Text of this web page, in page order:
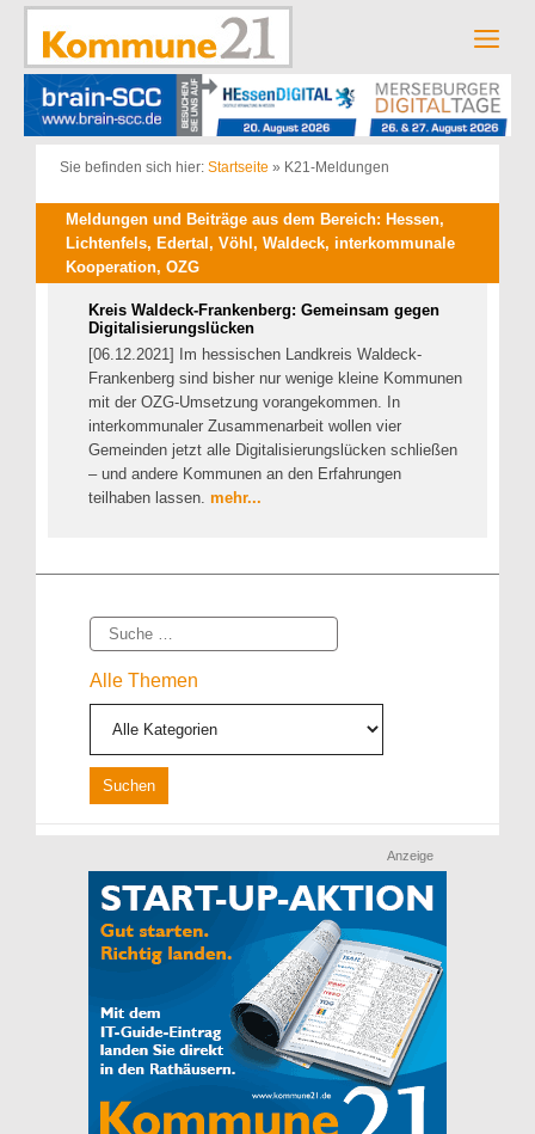
Zum
springen
Sie befinden sich hier: Startseite » K21-Meldungen
Meldungen und Beiträge aus dem Bereich: Hessen,
Lichtenfels, Edertal, Vöhl, Waldeck, interkommunale
Kooperation, OZG
Kreis Waldeck-Frankenberg: Gemeinsam gegen
Digitalisierungslücken
[06.12.2021] Im hessischen Landkreis Waldeck-
Frankenberg sind bisher nur wenige kleine Kommunen
mit der OZG-Umsetzung vorangekommen. In
interkommunaler Zusammenarbeit wollen vier
Gemeinden jetzt alle Digitalisierungslücken schließen
– und andere Kommunen an den Erfahrungen
teilhaben lassen. mehr...
Suche
Alle Themen
Anzeige